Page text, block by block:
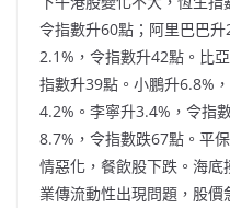
令指數升60點；阿里巴巴
2.1%，令指數升42點。比
指數升39點。小鵬升6.8%
4.2%。李寧升3.4%，令指
8.7%，令指數跌67點。平
情惡化，餐飲股下跌。海
業傳流動性出現問題，股價